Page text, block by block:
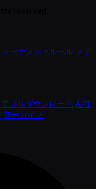
トーナメントルール メデ
アプリダウンロード APT
アーカイブ